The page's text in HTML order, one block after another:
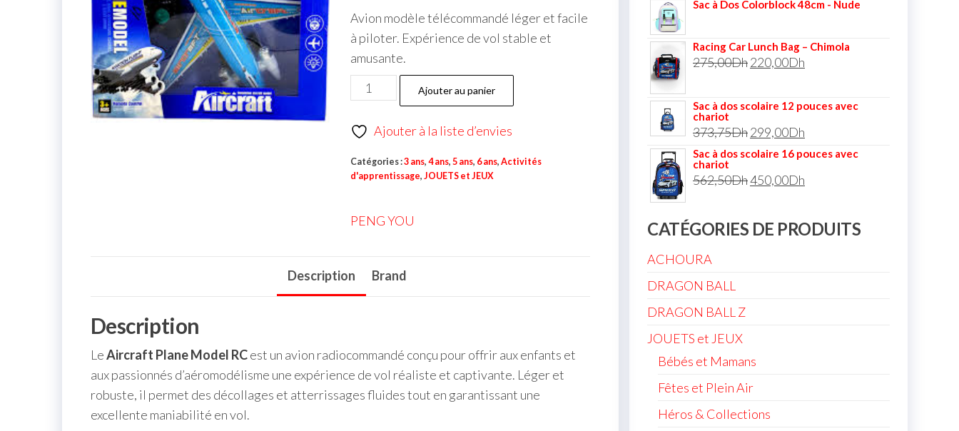
Avion modèle télécommandé léger et facile
à piloter. Expérience de vol stable et
amusante.
Ajouter au panier
Ajouter à la liste d’envies
Catégories :3 ans, 4 ans, 5 ans, 6 ans, Activités
d'apprentissage, JOUETS et JEUX
PENG YOU
Description Brand
Description
LeAircraft Plane Model RCest un avion radiocommandé conçu pour offrir aux enfants et
aux passionnés d’aéromodélisme une expérience de vol réaliste et captivante. Léger et
robuste, il permet des décollages et atterrissages fluides tout en garantissant une
excellente maniabilité en vol.
Sac à Dos Colorblock 48cm - Nude
Racing Car Lunch Bag – Chimola
275,00Dh220,00Dh
Sac à dos scolaire 12 pouces avec
chariot
373,75Dh299,00Dh
Sac à dos scolaire 16 pouces avec
chariot
562,50Dh450,00Dh
CATÉGORIES DE PRODUITS
ACHOURA
DRAGON BALL
DRAGON BALL Z
JOUETS et JEUX
Bébés et Mamans
Fêtes et Plein Air
Héros & Collections